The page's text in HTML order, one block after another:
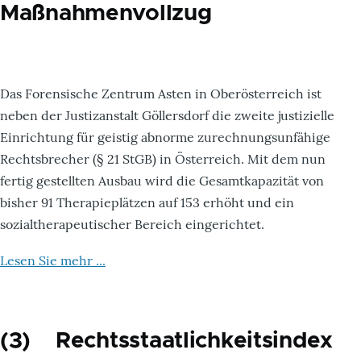
Maßnahmenvollzug
Das Forensische Zentrum Asten in Oberösterreich ist
neben der Justizanstalt Göllersdorf die zweite justizielle
Einrichtung für geistig abnorme zurechnungsunfähige
Rechtsbrecher (§ 21 StGB) in Österreich. Mit dem nun
fertig gestellten Ausbau wird die Gesamtkapazität von
bisher 91 Therapieplätzen auf 153 erhöht und ein
sozialtherapeutischer Bereich eingerichtet.
Lesen Sie mehr ...
(3) Rechtsstaatlichkeitsindex